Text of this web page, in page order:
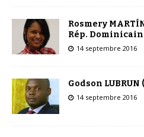
Rosmery
Rép.
14 septembre 2016
Godson
14 septembre 2016